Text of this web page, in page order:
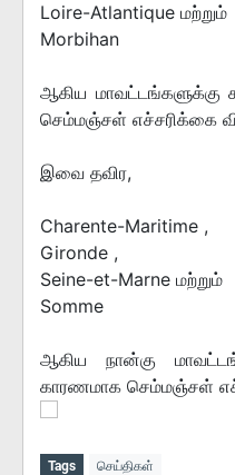
Loire-Atlantique மற்றும்
Morbihan
ஆகிய மாவட்டங்களுக்கு
செம்மஞ்சள் எச்சரிக்கை
இவை தவிர,
Charente-Maritime ,
Gironde ,
Seine-et-Marne மற்றும்
Somme
ஆகிய நான்கு
காரணமாக செம்மஞ்சள்
Tags செய்திகள்